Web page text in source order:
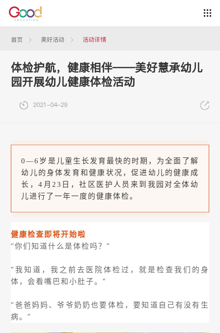
首页 美好活动 活动详情
体检护航，健康相伴——美好慧承幼儿
园开展幼儿健康体检活动
2021-04-29
0—6岁是儿童生长发育最快的时期，为全面了解
幼儿的身体发育和健康状况，促进幼儿的健康成
长，4月23日，社区医护人员来到我园对全体幼
儿进行了一年一度的健康体检。
健康检查即将开始啦
“你们知道什么是体检吗？”
“我知道，我之前去医院体检过，就是检查我们的身
体，会看嘴巴和小肚子。”
“爸爸妈妈、爷爷奶奶也要体检，要知道自己有没有生
病。”